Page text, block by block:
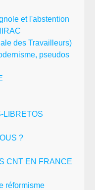
et l'abstention
des Travailleurs)
pseudos
LIBRETOS
?
CNT EN FRANCE
réformisme